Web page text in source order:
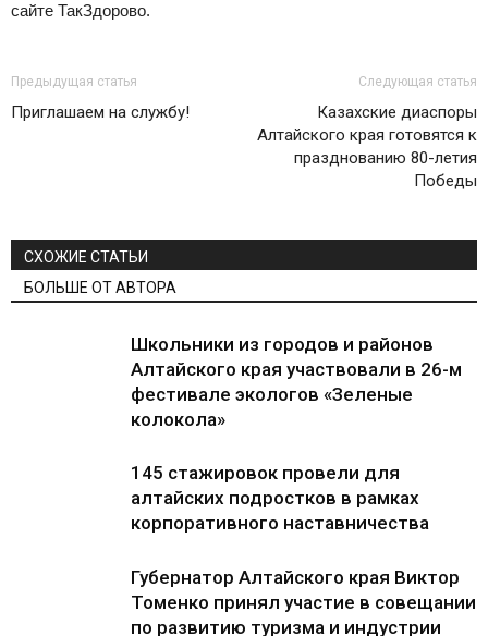
сайте ТакЗдорово.
Предыдущая статья
Приглашаем на службу!
Следующая статья
Казахские диаспоры
Алтайского края готовятся к
празднованию 80-летия
Победы
СХОЖИЕ СТАТЬИ
БОЛЬШЕ ОТ АВТОРА
Школьники из городов и районов
Алтайского края участвовали в 26-м
фестивале экологов «Зеленые
колокола»
145 стажировок провели для
алтайских подростков в рамках
корпоративного наставничества
Губернатор Алтайского края Виктор
Томенко принял участие в совещании
по развитию туризма и индустрии